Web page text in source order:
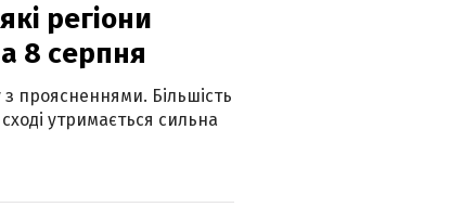
регіони
8 серпня
проясненнями. Більшість
утримається сильна